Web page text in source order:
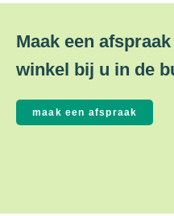
Maak een
winkel bij u in de